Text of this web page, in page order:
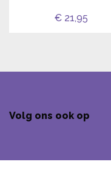
€ 21,95
Volg ons ook op